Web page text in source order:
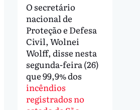
O secretário
nacional de
Proteção e Defesa
Civil, Wolnei
Wolff, disse nesta
segunda-feira (26)
que 99,9% dos
incêndios
registrados no